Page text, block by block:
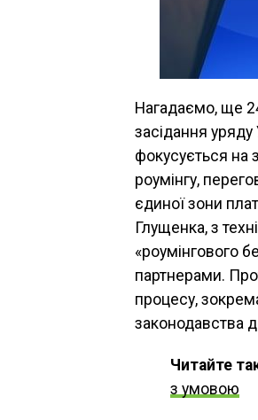
Нагадаємо, ще
засідання уряду
фокусується на
роумінгу,
єдиної зони
Глущенка, з
«роумінгового
партнерами.
процесу,
законодавства
Читайте
з умовою